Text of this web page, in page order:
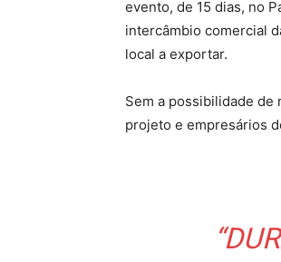
evento, de 15 dias, no
intercâmbio comercial
local a exportar.
Sem a possibilidade
projeto e empresários